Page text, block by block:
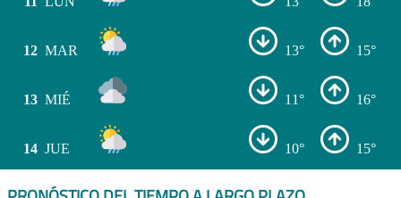
12 MAR 13° 15°
13 MIÉ 11° 16°
14 JUE 10° 15°